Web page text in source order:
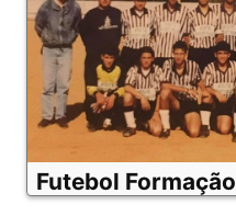
Futebol Formação